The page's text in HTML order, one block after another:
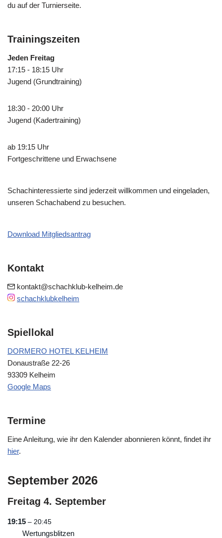
du auf der Turnierseite.
Trainingszeiten
Jeden Freitag
17:15 - 18:15 Uhr
Jugend (Grundtraining)
18:30 - 20:00 Uhr
Jugend (Kadertraining)
ab 19:15 Uhr
Fortgeschrittene und Erwachsene
Schachinteressierte sind jederzeit willkommen und eingeladen,
unseren Schachabend zu besuchen.
Download Mitgliedsantrag
Kontakt
kontakt@schachklub-kelheim.de
schachklubkelheim
Spiellokal
DORMERO HOTEL KELHEIM
Donaustraße 22-26
93309 Kelheim
Google Maps
Termine
Eine Anleitung, wie ihr den Kalender abonnieren könnt, findet ihr
hier.
September 2026
Freitag 4. September
19:15 – 20:45
Wertungsblitzen